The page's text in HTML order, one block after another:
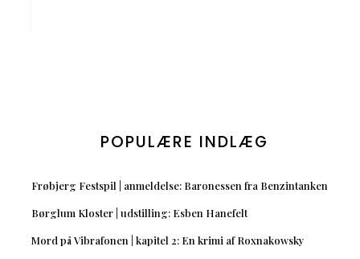
POPULÆRE INDLÆG
Frøbjerg Festspil | anmeldelse: Baronessen fra Benzintanken
Børglum Kloster | udstilling: Esben Hanefelt
Mord på Vibrafonen | kapitel 2: En krimi af Roxnakowsky